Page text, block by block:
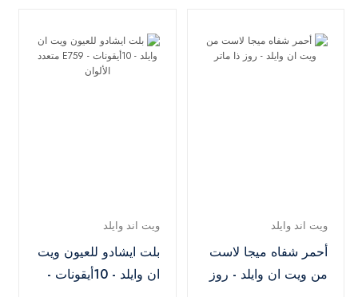
ويت اند وايلد
أحمر شفاه ميجا لاست
من ويت ان وايلد - روز
ويت اند وايلد
بلت ايشادو للعيون ويت
ان وايلد - 10أيقونات -